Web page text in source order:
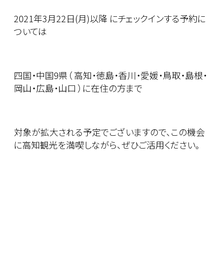
2021年3月22日(月)以降 にチェックインする予約に
ついては
四国・中国9県（ 高知・徳島・香川・愛媛・鳥取・島根・
岡山・広島・山口 ）に在住の方まで
対象が拡大される予定でございますので、この機会
に高知観光を満喫しながら、ぜひご活用ください。